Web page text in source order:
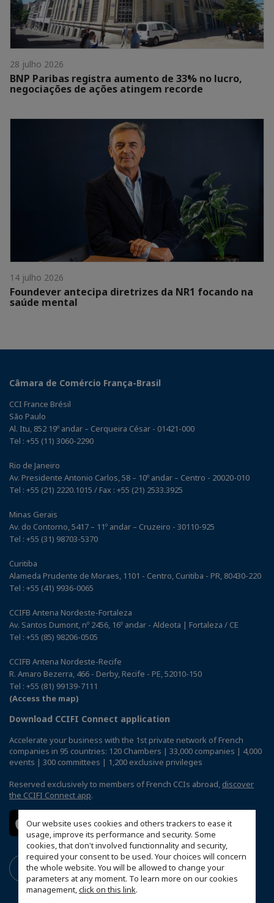
Our website uses cookies and others trackers to ease it
usage, improve its performance and security. Some
cookies, that don't involved functionnality and security,
required your consent to be used. Your choices will concern
the whole website. You will be allowed to change your
parameters at any moment. To learn more on our cookies
management,click on this link.
28 julho 2026
BNP Paribas registra aumento de 33% no lucro,
negociações de ações atingem recorde
14 julho 2026
Foundever antecipa diretrizes da NR1 focando na
saúde mental
Câmara de Comércio França-Brasil
CCI France Brésil
São Paulo
Al. Itu, 852 19º andar – Cerqueira César - 01421-000
Tel : +55 (11) 3060-2290
Rio de Janeiro
Av. Presidente Antonio Carlos, 58 – 10º andar – Centro - 20020-010
Tel : +55 (21) 2220.1015 / Fax : +55 (21) 2533.3925
Minas Gerais
Av. do Contorno, 5417 – 11º andar – Cruzeiro - 30110-925
Tel : +55 (31) 98703-5370
Curitiba
Alameda Prudente de Moraes, 1101 - Centro, Curitiba - PR, 80430-220
Tel : +55 (41) 9936-0065
CCIFB Antena Nordeste-Fortaleza
Av. Santos Dumont, nº 2456, 16º andar - Aldeota | Fortaleza / CE
Tel : +55 (85) 98206-0505
CCIFB Antena Nordeste-Recife
R. Amaro Bezerra, 466 - Derby, Recife - PE, 52010-150
Tel : +55 (81) 99139-7111
(Access the map)
Download CCIFI Connect application
Accelerate your business with the 1st private network of French
companies in 95 countries: 120 Chambers | 33,000 companies | 4,000
events | 300 committees | 1,200 exclusive privileges
Reserved exclusively to members of French CCIs abroad, discover
the CCIFI Connect app.